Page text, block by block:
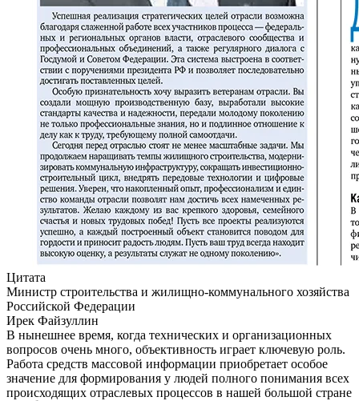
Цитата
Министр строительства и жилищно-коммунального хозяйства
Российской Федерации
Ирек Файзуллин
В нынешнее время, когда технических и организационных
вопросов очень много, объективность играет ключевую роль.
Работа средств массовой информации приобретает особое
значение для формирования у людей полного понимания всех
происходящих отраслевых процессов в нашей большой стране